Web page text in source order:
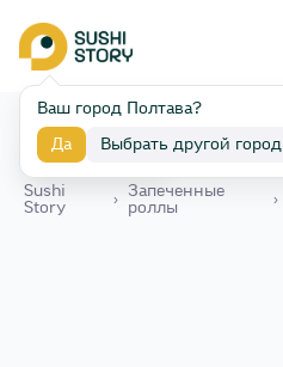
Ваш город Полтава?
Да Выбрать другой город
Назад
Sushi
Story
›
Запеченные
роллы
›